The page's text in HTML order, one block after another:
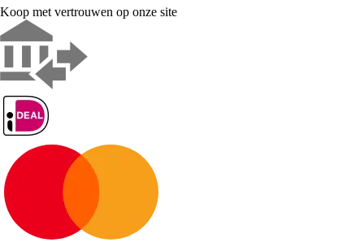
Koop met vertrouwen op onze site